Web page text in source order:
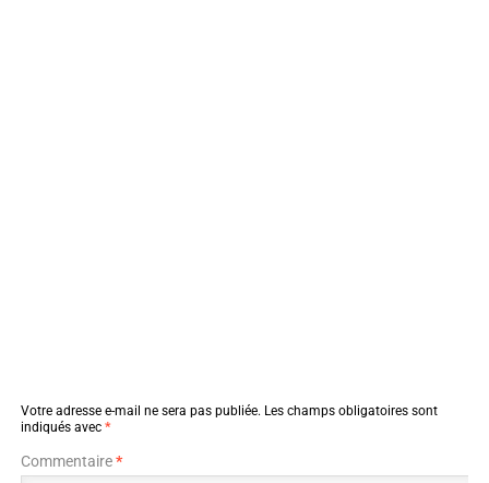
Votre adresse e-mail ne sera pas publiée. Les champs obligatoires sont
indiqués avec *
Commentaire*